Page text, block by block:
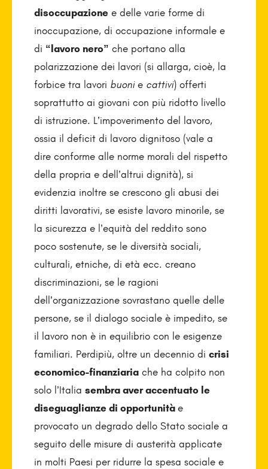
disoccupazione e delle varie forme di
inoccupazione, di occupazione informale e
di “lavoro nero” che portano alla
polarizzazione dei lavori (si allarga, cioè, la
forbice tra lavori buonie cattivi) offerti
soprattutto ai giovani con più ridotto livello
di istruzione. L’impoverimento del lavoro,
ossia il deficit di lavoro dignitoso (vale a
dire conforme alle norme morali del rispetto
della propria e dell’altrui dignità), si
evidenzia inoltre se crescono gli abusi dei
diritti lavorativi, se esiste lavoro minorile, se
la sicurezza e l’equità del reddito sono
poco sostenute, se le diversità sociali,
culturali, etniche, di età ecc. creano
discriminazioni, se le ragioni
dell’organizzazione sovrastano quelle delle
persone, se il dialogo sociale è impedito, se
il lavoro non è in equilibrio con le esigenze
familiari. Perdipiù, oltre un decennio di crisi
economico-finanziariache ha colpito non
solo l’Italia sembra aver accentuato le
diseguaglianze di opportunità e
provocato un degrado dello Stato sociale a
seguito delle misure di austerità applicate
in molti Paesi per ridurre la spesa sociale e